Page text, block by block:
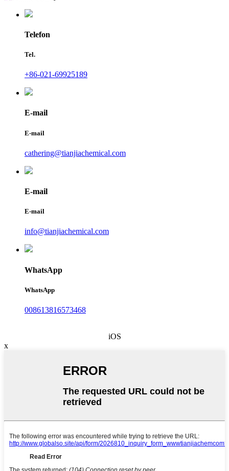
Telefon
Tel.
+86-021-69925189
E-mail
E-mail
cathering@tianjiachemical.com
E-mail
E-mail
info@tianjiachemical.com
WhatsApp
WhatsApp
008613816573468
iOS
x